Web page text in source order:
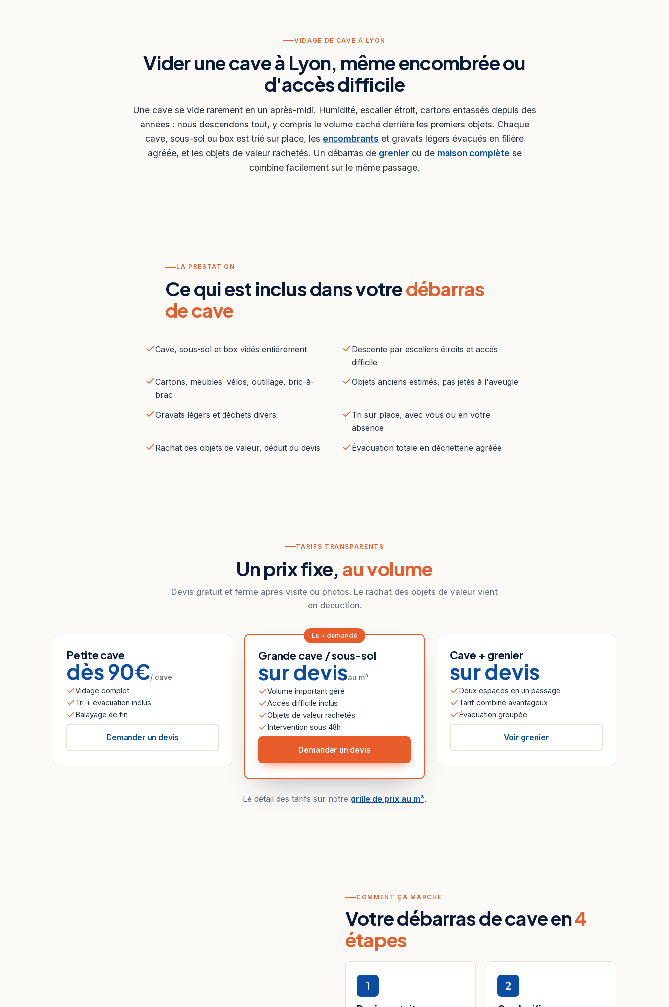
VIDAGE DE CAVE À LYON
Vider une cave à Lyon, même encombrée ou
d'accès difficile
Une cave se vide rarement en un après-midi. Humidité, escalier étroit, cartons entassés depuis des
années : nous descendons tout, y compris le volume caché derrière les premiers objets. Chaque
cave, sous-sol ou box est trié sur place, les encombrants et gravats légers évacués en filière
agréée, et les objets de valeur rachetés. Un débarras de grenierou de maison complète se
combine facilement sur le même passage.
LA PRESTATION
Ce qui est inclus dans votredébarras
de cave
Cave, sous-sol et box vidés entièrement
Descente par escaliers étroits et accès
difficile
Cartons, meubles, vélos, outillage, bric-à-
brac
Objets anciens estimés, pas jetés à l'aveugle
Gravats légers et déchets divers
Tri sur place, avec vous ou en votre
absence
Rachat des objets de valeur, déduit du devis
Évacuation totale en déchetterie agréée
TARIFS TRANSPARENTS
Un prix fixe, au volume
Devis gratuit et ferme après visite ou photos. Le rachat des objets de valeur vient
en déduction.
Petite cave
dès 90€/ cave
Vidage complet
Tri + évacuation inclus
Balayage de fin
Demander un devis
Le + demandé
Grande cave / sous-sol
sur devisau m³
Volume important géré
Accès difficile inclus
Objets de valeur rachetés
Intervention sous 48h
Demander un devis
Cave + grenier
sur devis
Deux espaces en un passage
Tarif combiné avantageux
Évacuation groupée
Voir grenier
Le détail des tarifs sur notre grille de prix au m³.
COMMENT ÇA MARCHE
Votre débarras de cave en4
étapes
1 2